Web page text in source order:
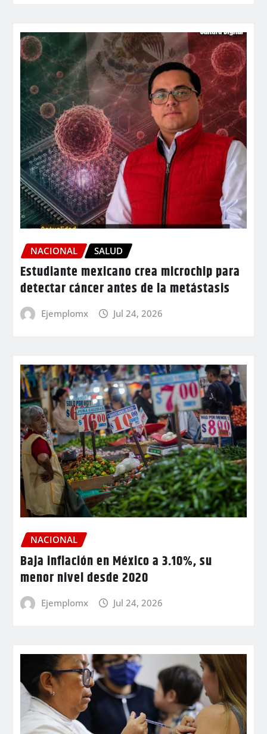
NACIONAL SALUD
Estudiante mexicano crea microchip para
detectar cáncer antes de la metástasis
Ejemplomx Jul 24, 2026
NACIONAL
Baja inflación en México a 3.10%, su
menor nivel desde 2020
Ejemplomx Jul 24, 2026